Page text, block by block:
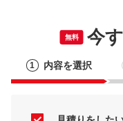
無料 今
1 内容を選択